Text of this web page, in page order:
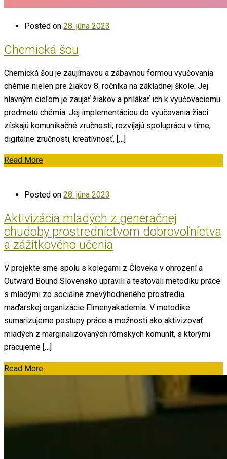
Posted on 28. júna 2023
Chemická šou
Chemická šou je zaujímavou a zábavnou formou vyučovania
chémie nielen pre žiakov 8. ročníka na základnej škole. Jej
hlavným cieľom je zaujať žiakov a prilákať ich k vyučovaciemu
predmetu chémia. Jej implementáciou do vyučovania žiaci
získajú komunikačné zručnosti, rozvíjajú spoluprácu v tíme,
digitálne zručnosti, kreatívnosť, […]
Read More
Posted on 28. júna 2023
Aktivizácia mladých z generačnej
chudoby prostredníctvom dobrovoľníctva
a zážitkového učenia
V projekte sme spolu s kolegami z Človeka v ohrození a
Outward Bound Slovensko upravili a testovali metodiku práce
s mladými zo sociálne znevýhodneného prostredia
maďarskej organizácie Elmenyakademia. V metodike
sumarizujeme postupy práce a možnosti ako aktivizovať
mladých z marginalizovaných rómskych komunít, s ktorými
pracujeme […]
Read More